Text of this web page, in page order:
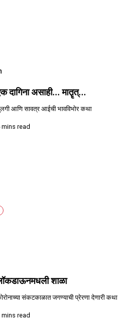
दागिना असाही... मातॄत्...
आणि सावत्र आईची भावविभोर कथा
mins read
शाळा
संकटकाळात जगण्याची प्रेरणा देणारी कथा
mins read